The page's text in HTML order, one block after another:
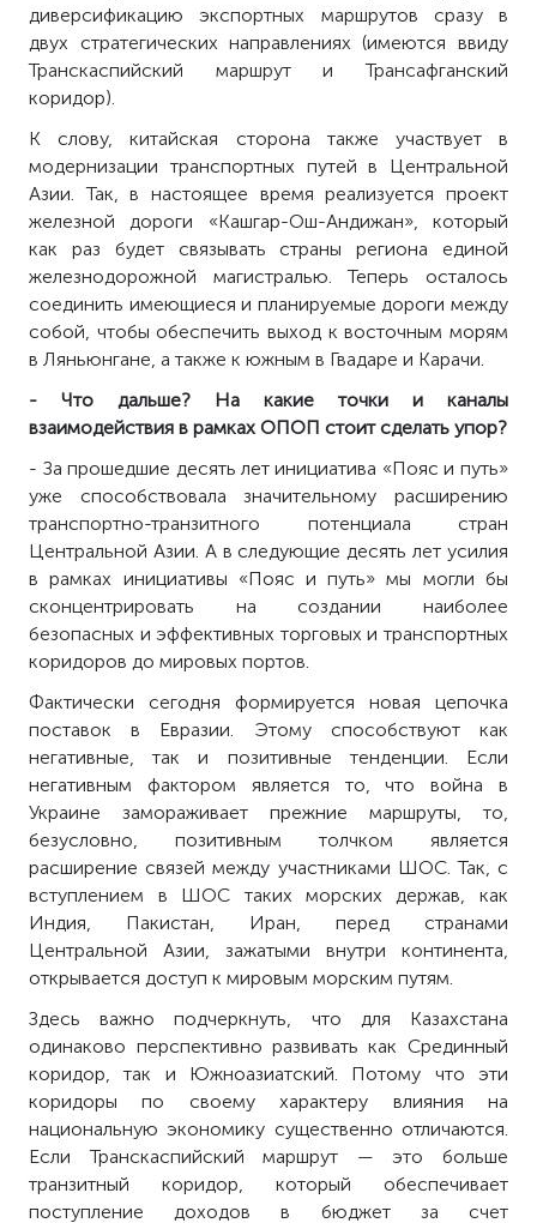
диверсификацию экспортных маршрутов сразу в
двух стратегических направлениях (имеются ввиду
Транскаспийский маршрут и Трансафганский
коридор).
К слову, китайская сторона также участвует в
модернизации транспортных путей в Центральной
Азии. Так, в настоящее время реализуется проект
железной дороги «Кашгар-Ош-Андижан», который
как раз будет связывать страны региона единой
железнодорожной магистралью. Теперь осталось
соединить имеющиеся и планируемые дороги между
собой, чтобы обеспечить выход к восточным морям
в Ляньюнгане, а также к южным в Гвадаре и Карачи.
- Что дальше? На какие точки и каналы
взаимодействия в рамках ОПОП стоит сделать упор?
- За прошедшие десять лет инициатива «Пояс и путь»
уже способствовала значительному расширению
транспортно-транзитного потенциала стран
Центральной Азии. А в следующие десять лет усилия
в рамках инициативы «Пояс и путь» мы могли бы
сконцентрировать на создании наиболее
безопасных и эффективных торговых и транспортных
коридоров до мировых портов.
Фактически сегодня формируется новая цепочка
поставок в Евразии. Этому способствуют как
негативные, так и позитивные тенденции. Если
негативным фактором является то, что война в
Украине замораживает прежние маршруты, то,
безусловно, позитивным толчком является
расширение связей между участниками ШОС. Так, с
вступлением в ШОС таких морских держав, как
Индия, Пакистан, Иран, перед странами
Центральной Азии, зажатыми внутри континента,
открывается доступ к мировым морским путям.
Здесь важно подчеркнуть, что для Казахстана
одинаково перспективно развивать как Срединный
коридор, так и Южноазиатский. Потому что эти
коридоры по своему характеру влияния на
национальную экономику существенно отличаются.
Если Транскаспийский маршрут — это больше
транзитный коридор, который обеспечивает
поступление доходов в бюджет за счет